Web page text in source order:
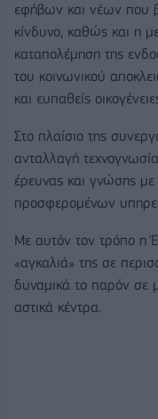
εφήβων και νέων που
κίνδυνο, καθώς και η
καταπολέμηση της
του κοινωνικού
και ευπαθείς
Στο πλαίσιο της
ανταλλαγή
έρευνας και γνώσης
προσφερομένων
Με αυτόν τον τρόπο η
«αγκαλιά» της σε
δυναμικά το παρόν σε
αστικά κέντρα.